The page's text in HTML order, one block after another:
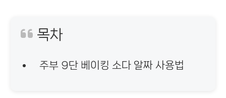
목차
​ 주부 9단 베이킹 소다 알짜 사용법